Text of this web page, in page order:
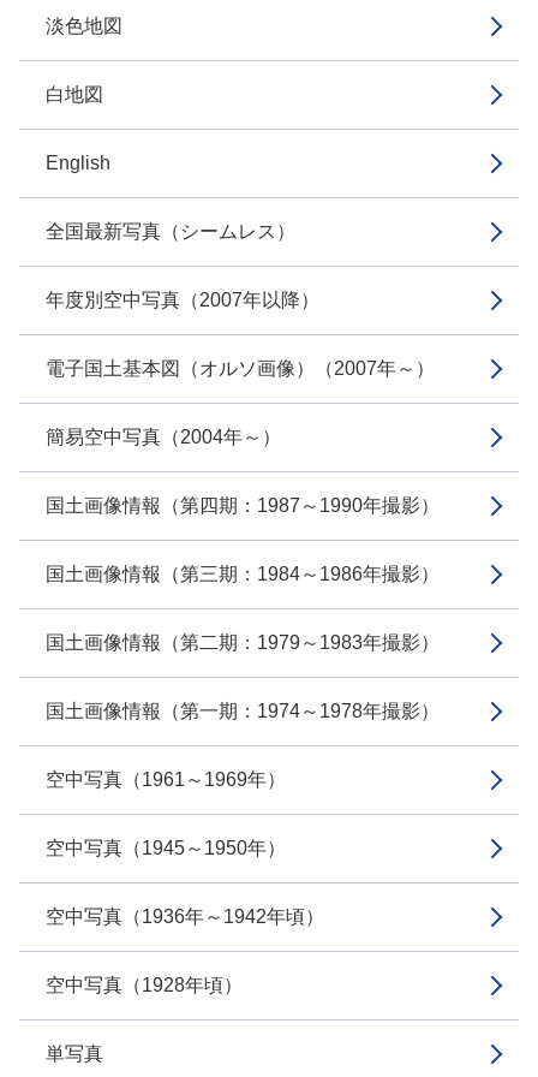
淡色地図
白地図
English
全国最新写真（シームレス）
年度別空中写真（2007年以降）
電子国土基本図（オルソ画像）（2007年～）
簡易空中写真（2004年～）
国土画像情報（第四期：1987～1990年撮影）
国土画像情報（第三期：1984～1986年撮影）
国土画像情報（第二期：1979～1983年撮影）
国土画像情報（第一期：1974～1978年撮影）
空中写真（1961～1969年）
空中写真（1945～1950年）
空中写真（1936年～1942年頃）
空中写真（1928年頃）
単写真